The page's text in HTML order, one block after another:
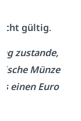
nicht gültig.
zustande,
Münze
einen Euro